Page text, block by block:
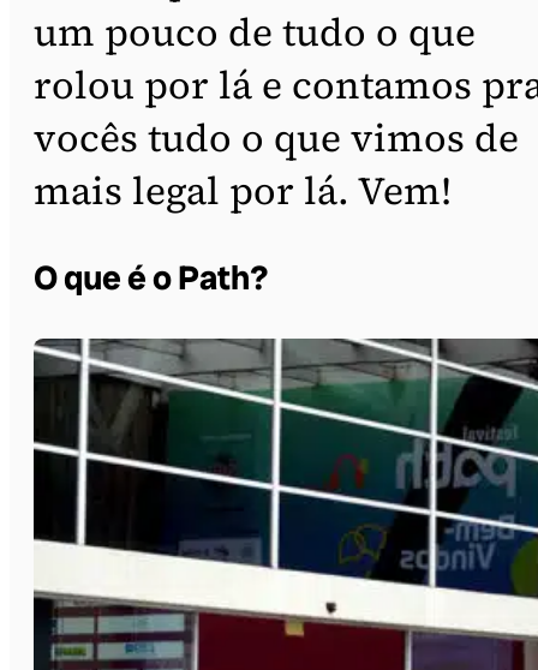
um pouco de tudo o que
rolou por lá e contamos
vocês tudo o que vimos de
mais legal por lá. Vem!
O que é o Path?